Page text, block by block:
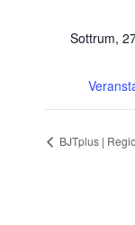
Sottrum,
BJTplus |